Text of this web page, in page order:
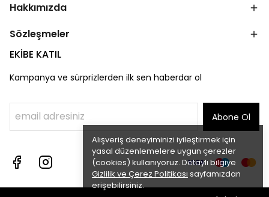
Alışveriş deneyiminizi iyileştirmek için
yasal düzenlemelere uygun çerezler
(cookies) kullanıyoruz. Detaylı bilgiye
Gizlilik ve Çerez Politikası sayfamızdan
erişebilirsiniz.
Hakkımızda
Sözleşmeler
EKİBE KATIL
Kampanya ve sürprizlerden ilk sen haberdar ol
Abone Ol